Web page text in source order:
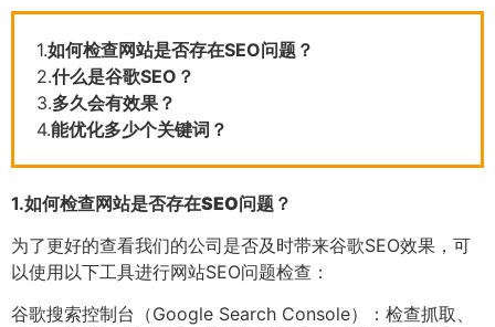
1.如何检查网站是否存在SEO问题？
2.什么是谷歌SEO？
3.多久会有效果？
4.能优化多少个关键词？
1.如何检查网站是否存在SEO问题？
为了更好的查看我们的公司是否及时带来谷歌SEO效果，可
以使用以下工具进行网站SEO问题检查：
谷歌搜索控制台（Google Search Console）：检查抓取、